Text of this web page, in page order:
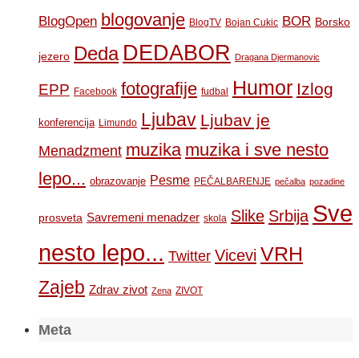
BlogOpen blogovanje BlogTV Bojan Cukic BOR Borsko
jezero Deda DEDABOR Dragana Djermanovic
EPP Facebook fotografije fudbal Humor Izlog
konferencija Limundo Ljubav Ljubav je
Menadzment muzika muzika i sve nesto
lepo... obrazovanje Pesme PEČALBARENJE pečalba pozadine
prosveta Savremeni menadzer skola Slike Srbija Sve
nesto lepo... Twitter Vicevi VRH
Zajeb Zdrav zivot Zena ZIVOT
Meta